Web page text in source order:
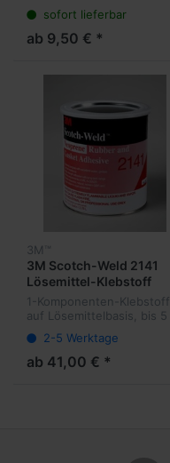
weichmacherbeständig.
sofort lieferbar
ab 9,50 € *
3M™
3M Scotch-Weld 2141
Lösemittel-Klebstoff
1-Komponenten-Klebstoff
auf Lösemittelbasis, bis 5
Klebespanne, Öl-,
Treibstoff- und
weichmacherbeständig.
2-5 Werktage
ab 41,00 € *